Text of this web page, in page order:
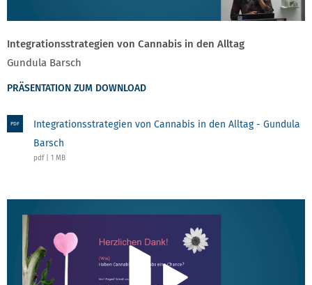
Integrationsstrategien von Cannabis in den Alltag
Gundula Barsch
PRÄSENTATION ZUM DOWNLOAD
PDF
Integrationsstrategien von Cannabis in den Alltag - Gundula
Barsch
pdf | 1 MB